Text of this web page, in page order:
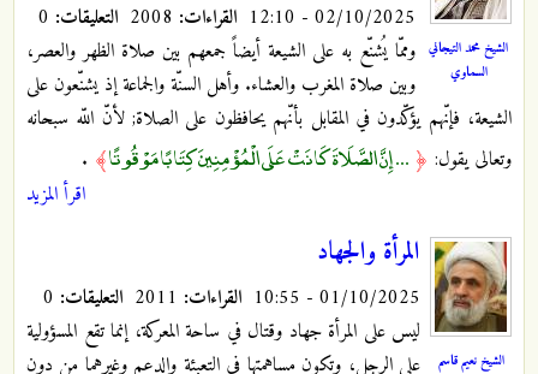
الشيخ محمد التيجاني
السماوي
02/10/2025 - 12:10 القراءات: التعليقات:
وممّا يُشنّع به على الشيعة أيضاً جمعهم بين صلاة الظهر والعصر،
وبين صلاة المغرب والعشاء. وأهل السنّة والجماعة إذ يشنّعون على
الشيعة، فإنّهم يؤكّدون في المقابل بأنّهم يحافظون على الصلاة; لأنّ اللّه سبحانه
وتعالى يقول: ﴿ ... إِنَّ الصَّلَاةَ كَانَتْ عَلَى الْمُؤْمِنِينَ كِتَابًا مَوْقُوتًا﴾ .
اقرأ المزيد
الشيخ نعيم قاسم
المرأة والجهاد
01/10/2025 - 10:55 القراءات: التعليقات:
ليس على المرأة جهاد وقتال في ساحة المعركة، إنما تقع المسؤولية
على الرجل، وتكون مساهمتها في التعبئة والدعم وغيرهما من دون